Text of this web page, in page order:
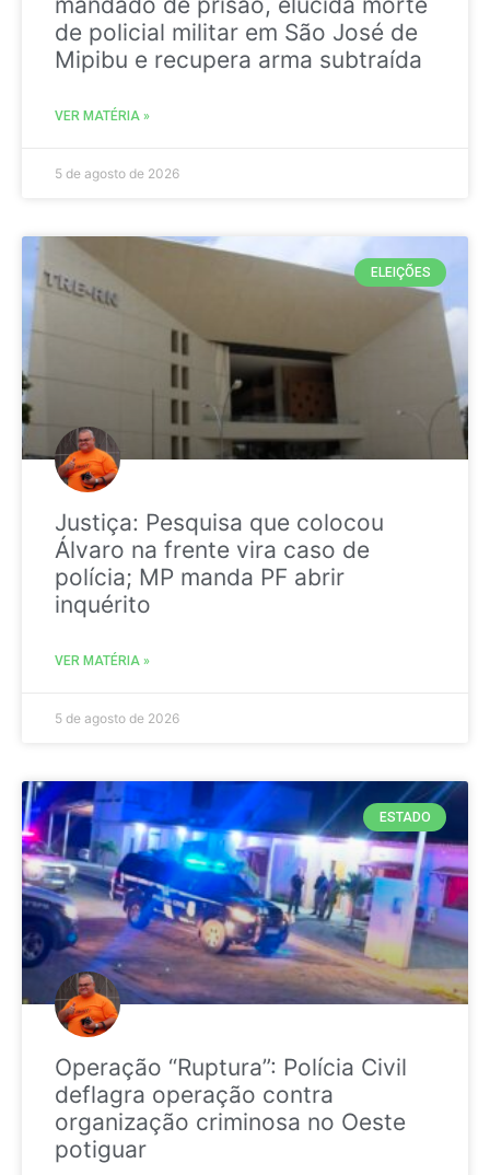
de policial militar em São José de
Mipibu e recupera arma subtraída
VER MATÉRIA »
5 de agosto de 2026
ELEIÇÕES
Justiça: Pesquisa que colocou
Álvaro na frente vira caso de
polícia; MP manda PF abrir
inquérito
VER MATÉRIA »
5 de agosto de 2026
ESTADO
Operação “Ruptura”: Polícia Civil
deflagra operação contra
organização criminosa no Oeste
potiguar